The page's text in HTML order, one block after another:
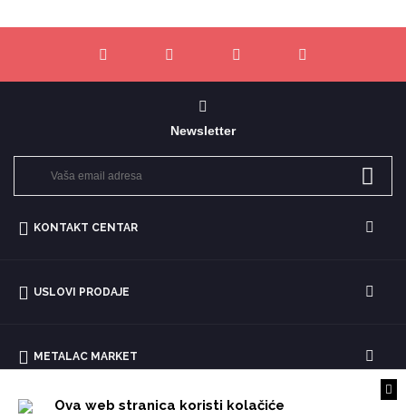
Ova web stranica koristi kolačiće
Newsletter
KONTAKT CENTAR
USLOVI PRODAJE
METALAC MARKET